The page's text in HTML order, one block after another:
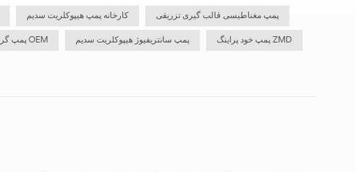
کارخانه پمپ هیپوکلریت سدیم پمپ مغناطیسی قالب گیری تزریقی
پمپ گریز از مرکز پلاستیک OEM پمپ سانتریفیوژ هیپوکلریت سدیم پمپ خود پراینگ ZMD